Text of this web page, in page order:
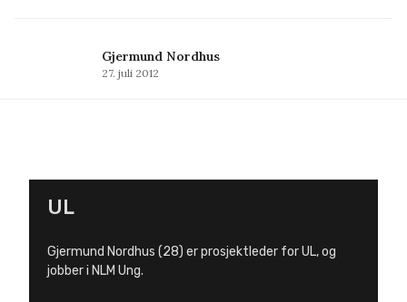
Gjermund Nordhus
27. juli 2012
UL
Gjermund Nordhus (28) er prosjektleder for UL, og
jobber i NLM Ung.